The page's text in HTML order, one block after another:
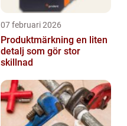
07 februari 2026
Produktmärkning en liten
detalj som gör stor
skillnad